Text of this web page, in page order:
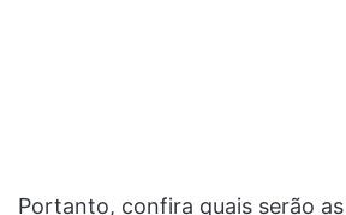
Portanto, confira quais serão